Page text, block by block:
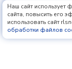
Наш сайт использует
сайта, повысить его
использовать сайт
обработки файлов